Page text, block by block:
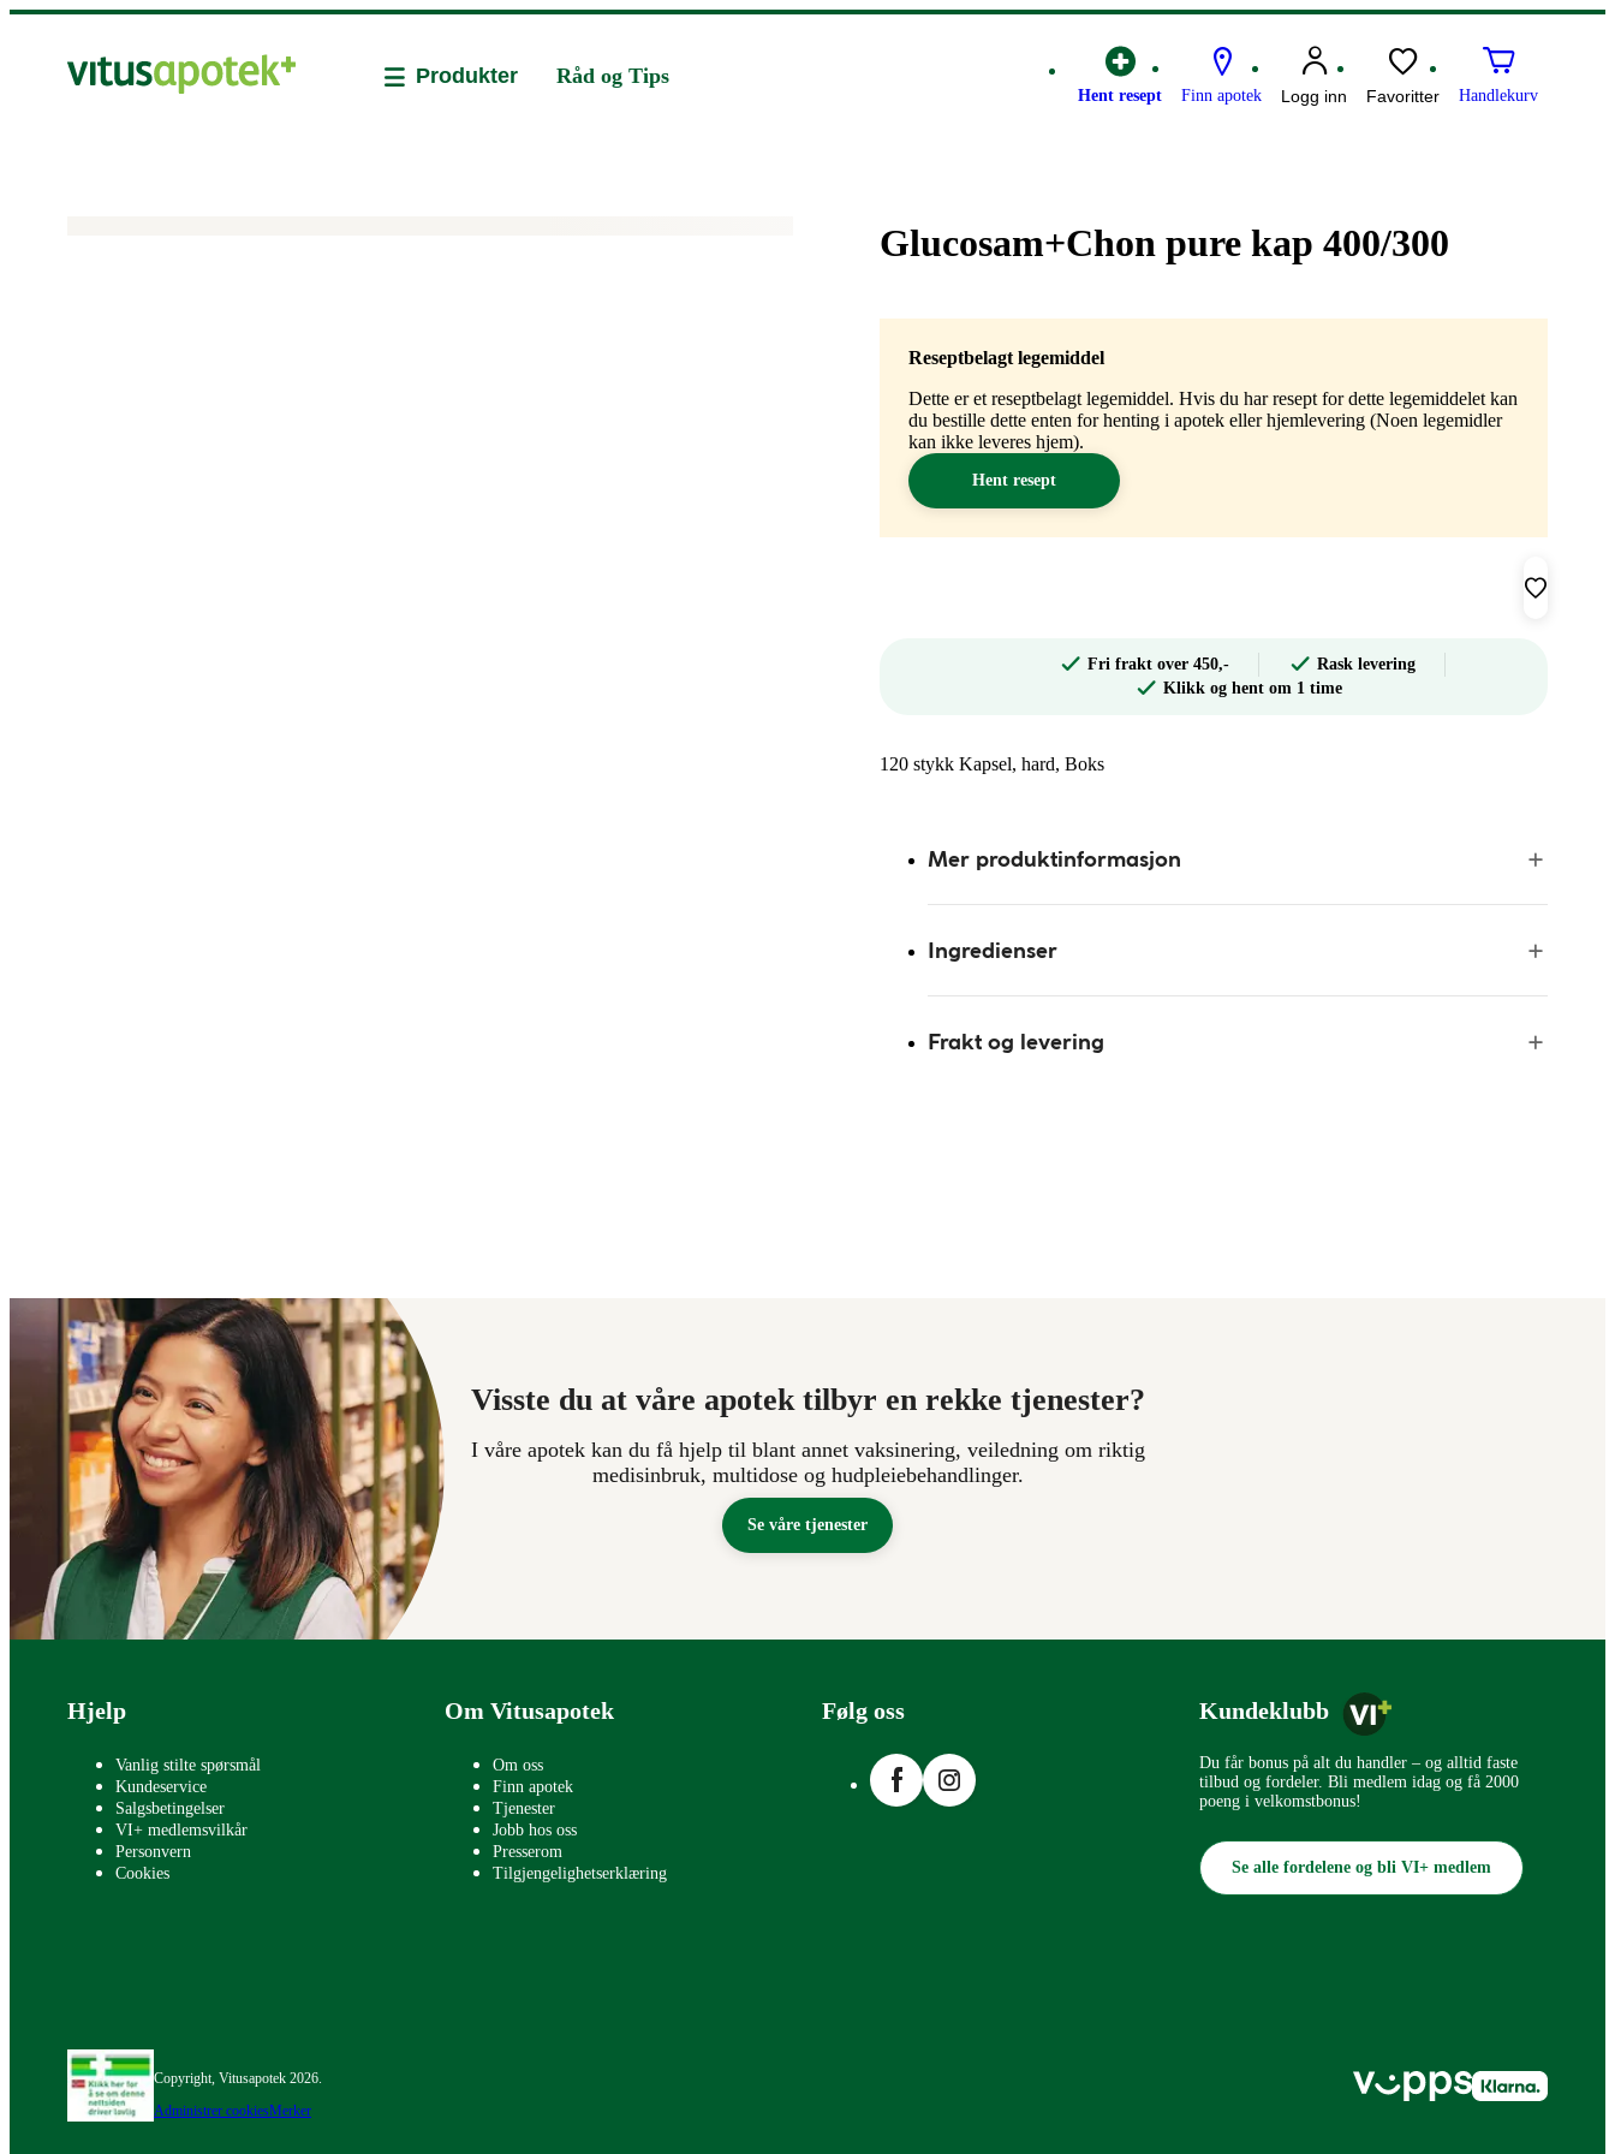
Hent resept Finn apotek Logg inn Favoritter Handlekurv
Produkter Råd og Tips
Merke
Glucosam+Chon pure kap 400/300
Reseptbelagt legemiddel
Dette er et reseptbelagt legemiddel. Hvis du har resept for dette legemiddelet kan
du bestille dette enten for henting i apotek eller hjemlevering (Noen legemidler
kan ikke leveres hjem).
Hent resept
Fri frakt over 450,-
Rask levering
Klikk og hent om 1 time
120 stykk Kapsel, hard, Boks
Mer produktinformasjon
Ingredienser
Frakt og levering
Visste du at våre apotek tilbyr en rekke tjenester?
I våre apotek kan du få hjelp til blant annet vaksinering, veiledning om riktig
medisinbruk, multidose og hudpleiebehandlinger.
Se våre tjenester
Bunntekst
Hjelp
Vanlig stilte spørsmål
Kundeservice
Salgsbetingelser
VI+ medlemsvilkår
Personvern
Cookies
Om Vitusapotek
Om oss
Finn apotek
Tjenester
Jobb hos oss
Presserom
Tilgjengelighetserklæring
Følg oss
FacebookInstagram
Kundeklubb
Du får bonus på alt du handler – og alltid faste
tilbud og fordeler. Bli medlem idag og få 2000
poeng i velkomstbonus!
Se alle fordelene og bli VI+ medlem
Copyright, Vitusapotek 2026.
Administrer cookiesMerker